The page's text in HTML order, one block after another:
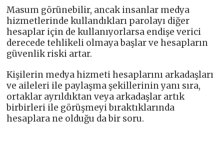
Masum görünebilir, ancak insanlar medya
hizmetlerinde kullandıkları parolayı diğer
hesaplar için de kullanıyorlarsa endişe verici
derecede tehlikeli olmaya başlar ve hesapların
güvenlik riski artar.
Kişilerin medya hizmeti hesaplarını arkadaşları
ve aileleri ile paylaşma şekillerinin yanı sıra,
ortaklar ayrıldıktan veya arkadaşlar artık
birbirleri ile görüşmeyi bıraktıklarında
hesaplara ne olduğu da bir soru.